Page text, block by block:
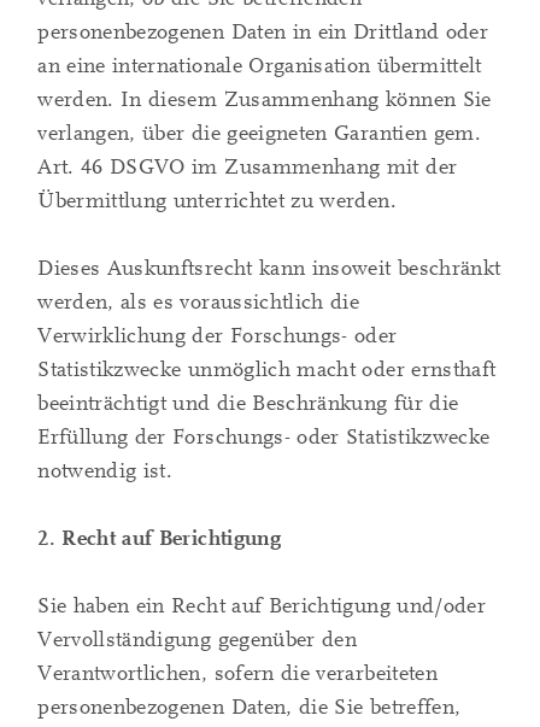
personenbezogenen Daten in ein Drittland oder
an eine internationale Organisation übermittelt
werden. In diesem Zusammenhang können Sie
verlangen, über die geeigneten Garantien gem.
Art. 46 DSGVO im Zusammenhang mit der
Übermittlung unterrichtet zu werden.
Dieses Auskunftsrecht kann insoweit beschränkt
werden, als es voraussichtlich die
Verwirklichung der Forschungs- oder
Statistikzwecke unmöglich macht oder ernsthaft
beeinträchtigt und die Beschränkung für die
Erfüllung der Forschungs- oder Statistikzwecke
notwendig ist.
2. Recht auf Berichtigung
Sie haben ein Recht auf Berichtigung und/oder
Vervollständigung gegenüber den
Verantwortlichen, sofern die verarbeiteten
personenbezogenen Daten, die Sie betreffen,